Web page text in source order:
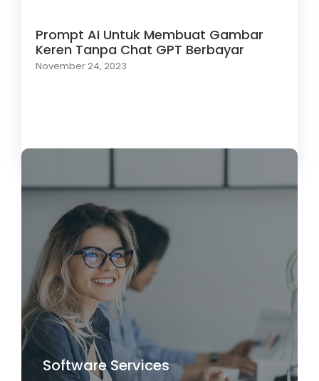
Prompt AI Untuk Membuat Gambar
Keren Tanpa Chat GPT Berbayar
November 24, 2023
Software Services